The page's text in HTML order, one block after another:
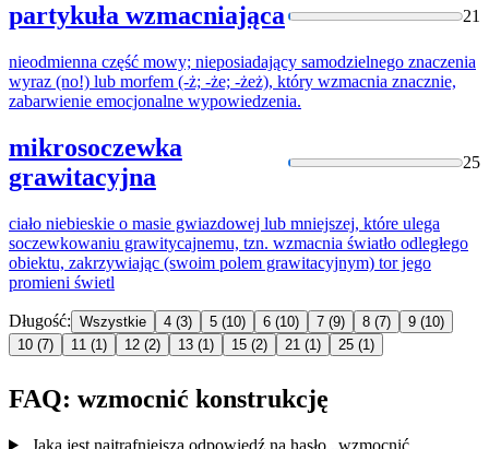
partykuła wzmacniająca 21
nieodmienna część mowy; nieposiadający samodzielnego znaczenia
wyraz (no!) lub morfem (-ż; -że; -żeż), który wzmacnia znacznie,
zabarwienie emocjonalne wypowiedzenia.
mikrosoczewka
grawitacyjna
25
ciało niebieskie o masie gwiazdowej lub mniejszej, które ulega
soczewkowaniu grawitycajnemu, tzn. wzmacnia światło odległego
obiektu, zakrzywiając (swoim polem grawitacyjnym) tor jego
promieni świetl
Długość: Wszystkie 4 (3) 5 (10) 6 (10) 7 (9) 8 (7) 9 (10)
10 (7) 11 (1) 12 (2) 13 (1) 15 (2) 21 (1) 25 (1)
FAQ: wzmocnić konstrukcję
Jaka jest najtrafniejsza odpowiedź na hasło „wzmocnić